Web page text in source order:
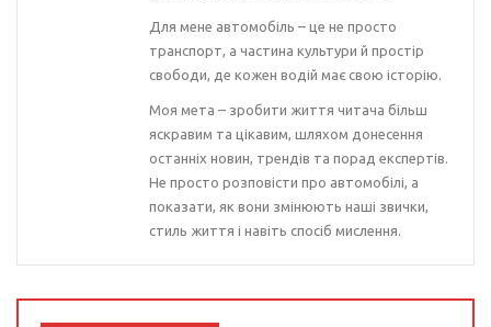
Для мене автомобіль – це не просто
транспорт, а частина культури й простір
свободи, де кожен водій має свою історію.
Моя мета – зробити життя читача більш
яскравим та цікавим, шляхом донесення
останніх новин, трендів та порад експертів.
Не просто розповісти про автомобілі, а
показати, як вони змінюють наші звички,
стиль життя і навіть спосіб мислення.